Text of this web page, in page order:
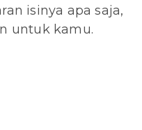
isinya apa saja,
untuk kamu.